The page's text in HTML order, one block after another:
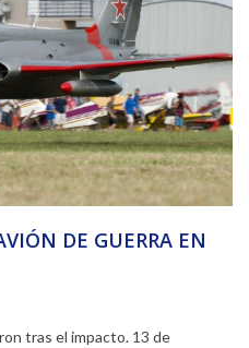
DE GUERRA EN
tras el impacto. 13 de